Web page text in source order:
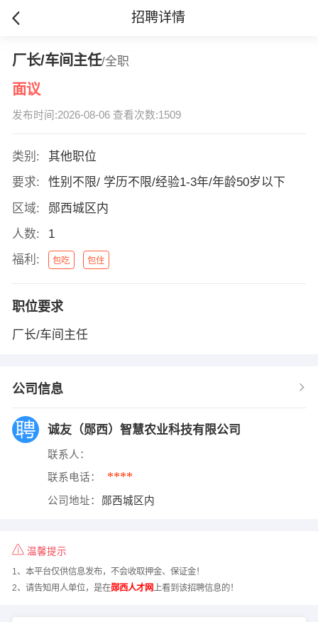
招聘详情
厂长/车间主任/全职
面议
发布时间:2026-08-06 查看次数:1509
类别:
其他职位
要求:
性别不限/ 学历不限/经验1-3年/年龄50岁以下
区域:
郧西城区内
人数:
1
福利:
包吃 包住
职位要求
厂长/车间主任
公司信息
诚友（郧西）智慧农业科技有限公司
联系人：
联系电话： ****
公司地址： 郧西城区内
温馨提示
1、本平台仅供信息发布，不会收取押金、保证金！
2、请告知用人单位，是在郧西人才网 上看到该招聘信息的！